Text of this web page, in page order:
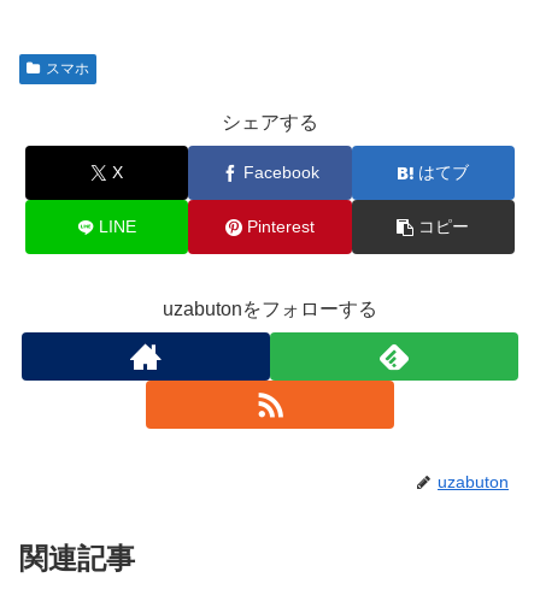
スマホ
シェアする
X Facebook はてブ
LINE Pinterest コピー
uzabutonをフォローする
uzabuton
関連記事